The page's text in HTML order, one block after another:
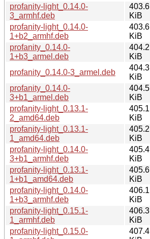
profanity-light_0.14.0-
3_armhf.deb
403.6
KiB
profanity-light_0.14.0-
1+b2_armhf.deb
403.6
KiB
profanity_0.14.0-
1+b3_armel.deb
404.2
KiB
profanity_0.14.0-3_armel.deb
404.3
KiB
profanity_0.14.0-
3+b1_armel.deb
404.5
KiB
profanity-light_0.13.1-
2_amd64.deb
405.1
KiB
profanity-light_0.13.1-
1_amd64.deb
405.2
KiB
profanity-light_0.14.0-
3+b1_armhf.deb
405.4
KiB
profanity-light_0.13.1-
1+b1_amd64.deb
405.6
KiB
profanity-light_0.14.0-
1+b3_armhf.deb
406.1
KiB
profanity-light_0.15.1-
1_armhf.deb
406.3
KiB
profanity-light_0.15.0-
407.4